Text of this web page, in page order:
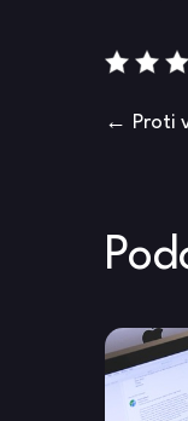
Proti